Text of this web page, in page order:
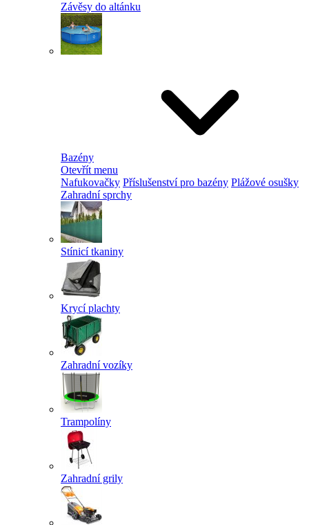
Závěsy do altánku
Bazény
Otevřít menu
Nafukovačky Příslušenství pro bazény Plážové osušky
Zahradní sprchy
Stínicí tkaniny
Krycí plachty
Zahradní vozíky
Trampolíny
Zahradní grily